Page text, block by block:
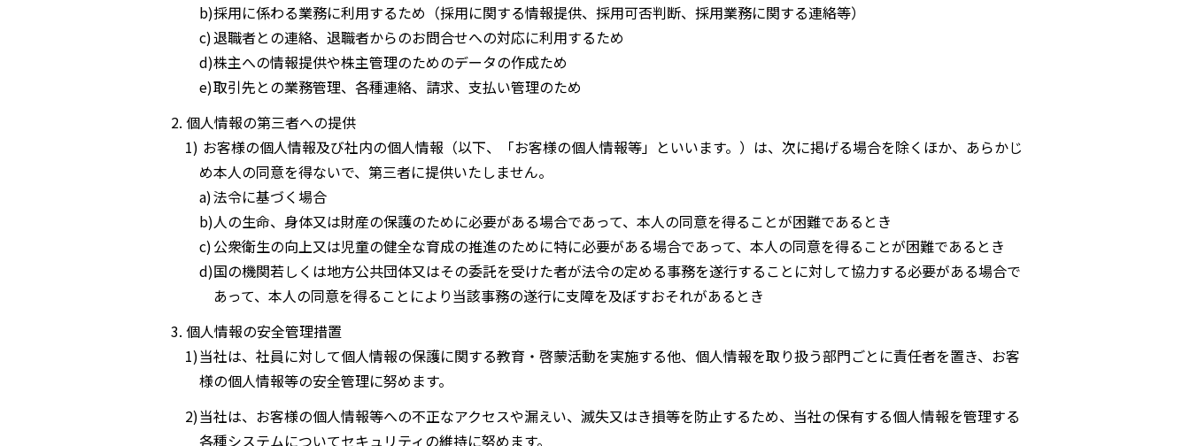
採用に係わる業務に利用するため（採用に関する情報提供、採用可否判断、採用業務に関する連絡等）
退職者との連絡、退職者からのお問合せへの対応に利用するため
株主への情報提供や株主管理のためのデータの作成ため
取引先との業務管理、各種連絡、請求、支払い管理のため
個人情報の第三者への提供
お客様の個人情報及び社内の個人情報（以下、「お客様の個人情報等」といいます。）は、次に掲げる場合を除くほか、あらかじ
め本人の同意を得ないで、第三者に提供いたしません。
法令に基づく場合
人の生命、身体又は財産の保護のために必要がある場合であって、本人の同意を得ることが困難であるとき
公衆衛生の向上又は児童の健全な育成の推進のために特に必要がある場合であって、本人の同意を得ることが困難であるとき
国の機関若しくは地方公共団体又はその委託を受けた者が法令の定める事務を遂行することに対して協力する必要がある場合で
あって、本人の同意を得ることにより当該事務の遂行に支障を及ぼすおそれがあるとき
個人情報の安全管理措置
当社は、社員に対して個人情報の保護に関する教育・啓蒙活動を実施する他、個人情報を取り扱う部門ごとに責任者を置き、お客
様の個人情報等の安全管理に努めます。
当社は、お客様の個人情報等への不正なアクセスや漏えい、滅失又はき損等を防止するため、当社の保有する個人情報を管理する
各種システムについてセキュリティの維持に努めます。